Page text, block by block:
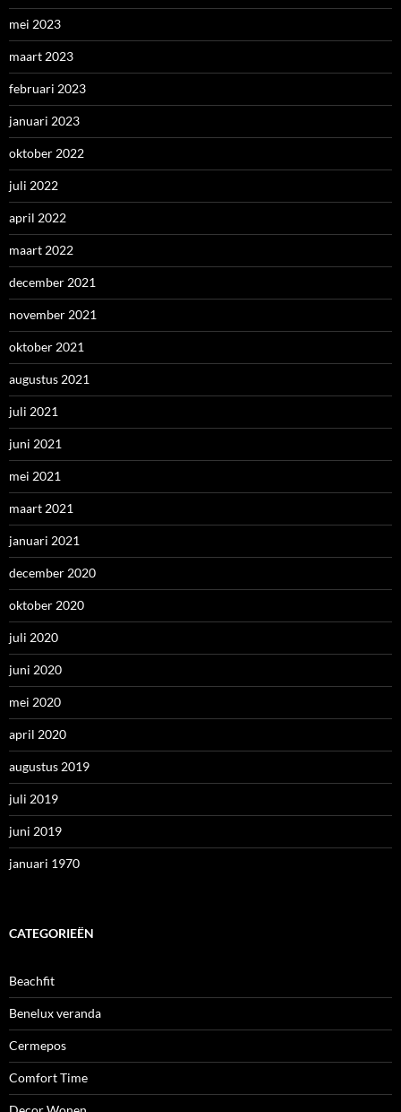
mei 2023
maart 2023
februari 2023
januari 2023
oktober 2022
juli 2022
april 2022
maart 2022
december 2021
november 2021
oktober 2021
augustus 2021
juli 2021
juni 2021
mei 2021
maart 2021
januari 2021
december 2020
oktober 2020
juli 2020
juni 2020
mei 2020
april 2020
augustus 2019
juli 2019
juni 2019
januari 1970
CATEGORIEËN
Beachfit
Benelux veranda
Cermepos
Comfort Time